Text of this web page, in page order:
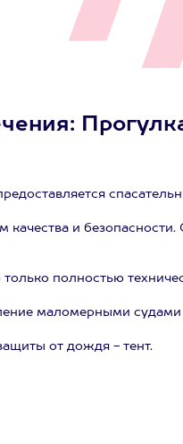
качества и
только полностью
маломерными
от дождя - тент.